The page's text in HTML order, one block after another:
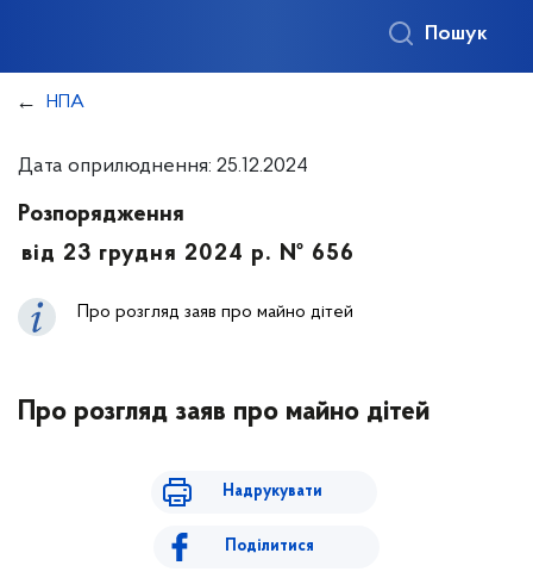
Пошук
НПА
Дата оприлюднення: 25.12.2024
Розпорядження
від 23 грудня 2024 р. № 656
Про розгляд заяв про майно дітей
Про розгляд заяв про майно дітей
Надрукувати
Поділитися